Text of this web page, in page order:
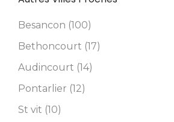
Besancon (100)
Bethoncourt (17)
Audincourt (14)
Pontarlier (12)
St vit (10)